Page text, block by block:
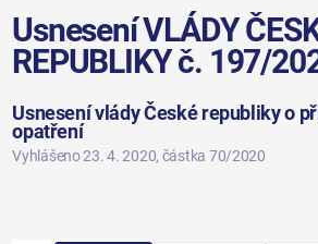
Usnesení VLÁDY
REPUBLIKY č. 197/
Usnesení vlády České republiky o
opatření
Vyhlášeno 23. 4. 2020, částka 70/2020